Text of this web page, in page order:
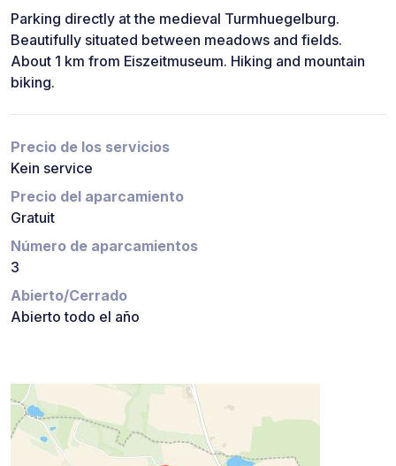
Parking directly at the medieval Turmhuegelburg.
Beautifully situated between meadows and fields.
About 1 km from Eiszeitmuseum. Hiking and mountain
biking.
Precio de los servicios
Kein service
Precio del aparcamiento
Gratuit
Número de aparcamientos
3
Abierto/Cerrado
Abierto todo el año